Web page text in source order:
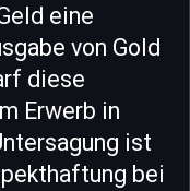
eine
von Gold
diese
Erwerb in
ist
bei